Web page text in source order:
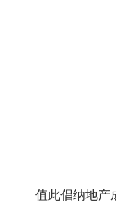
值此倡纳地产